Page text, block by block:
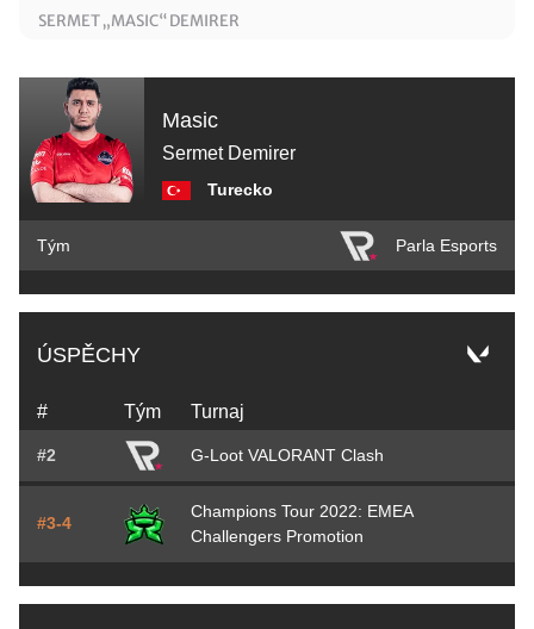
SERMET „MASIC“ DEMIRER
Masic
Sermet Demirer
Turecko
Tým Parla Esports
ÚSPĚCHY
# Tým Turnaj
#2 G-Loot VALORANT Clash
#3-4
Champions Tour 2022: EMEA
Challengers Promotion